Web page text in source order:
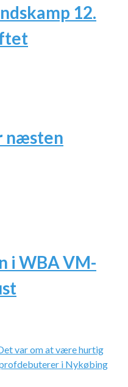
12.
næsten
i WBA VM-
var om at være hurtig
i Nykøbing